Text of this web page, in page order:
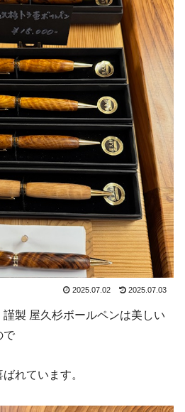
2025.07.02 2025.07.03
製 屋久杉ボールペンは美しい
で
れています。